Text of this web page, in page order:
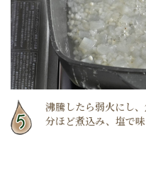
沸騰したら弱火にし
分ほど煮込み、塩で